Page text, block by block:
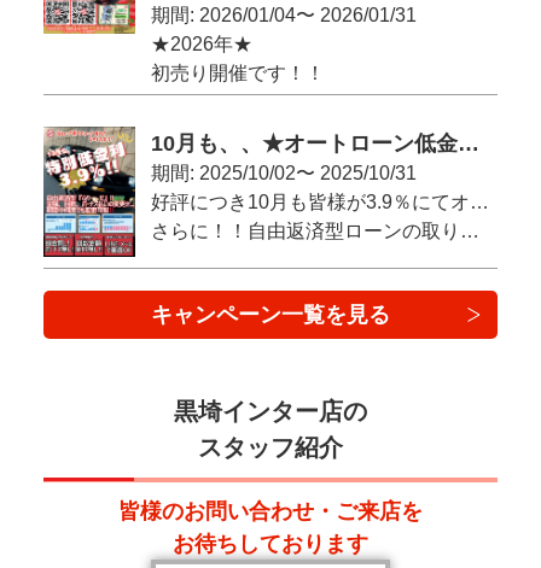
期間: 2026/01/04〜 2026/01/31
★2026年★
初売り開催です！！
1月4日～1月31日まで、アップル黒埼インター店の初売り開催です！！
10月も、、★オートローン低金利キャンペーン★さらに自由返済型ローンを追加！！
期間: 2025/10/02〜 2025/10/31
好評につき10月も皆様が3.9％にてオートローン審査可能！！
さらに！！自由返済型ローンの取り扱いを追加★
回数制限、金額条件などはありません！！
審査はWEBで完結です！！
キャンペーン一覧を見る
黒埼インター店の
スタッフ紹介
皆様のお問い合わせ・ご来店を
お待ちしております